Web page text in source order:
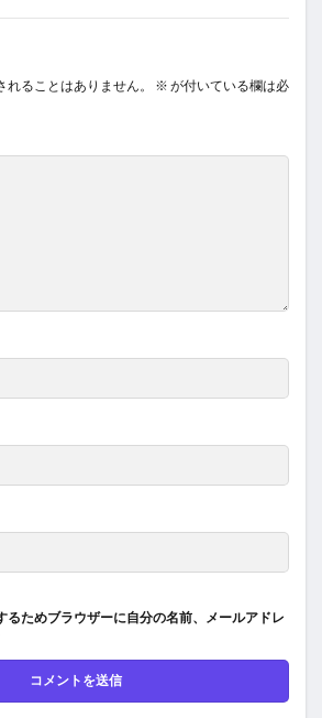
ることはありません。 ※ が付いている欄は必
るためブラウザーに自分の名前、メールアドレ